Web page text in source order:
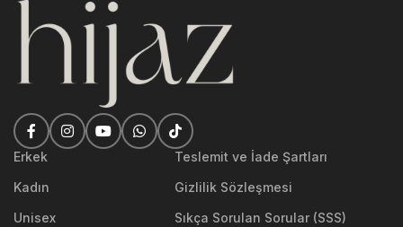
Erkek
Kadın
Unisex
Teslemit ve İade Şartları
Gizlilik Sözleşmesi
Sıkça Sorulan Sorular (SSS)